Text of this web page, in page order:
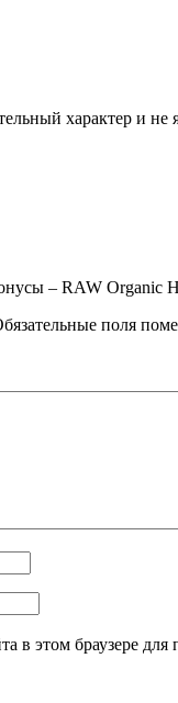
характер и не
– RAW Organic
поля
в этом браузере